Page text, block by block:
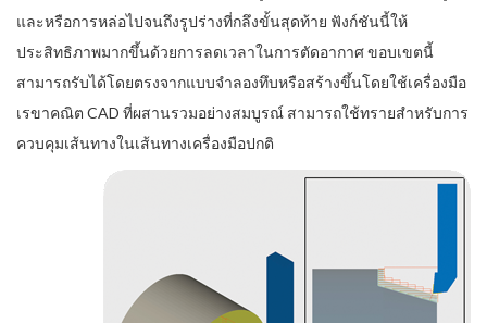
และหรือการหล่อไปจนถึงรูปร่างที่กลึงขั้นสุดท้าย ฟังก์ชันนี้ให้
ประสิทธิภาพมากขึ้นด้วยการลดเวลาในการตัดอากาศ ขอบเขตนี้
สามารถรับได้โดยตรงจากแบบจำลองทึบหรือสร้างขึ้นโดยใช้เครื่องมือ
เรขาคณิต CAD ที่ผสานรวมอย่างสมบูรณ์ สามารถใช้ทรายสำหรับการ
ควบคุมเส้นทางในเส้นทางเครื่องมือปกติ